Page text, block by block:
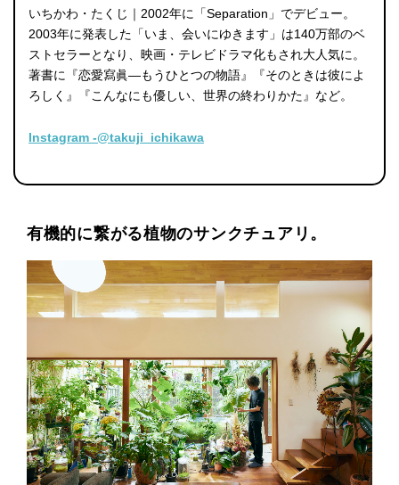
いちかわ・たくじ｜2002年に「Separation」でデビュー。
2003年に発表した「いま、会いにゆきます」は140万部のベ
ストセラーとなり、映画・テレビドラマ化もされ大人気に。
著書に『恋愛寫眞―もうひとつの物語』『そのときは彼によ
ろしく』『こんなにも優しい、世界の終わりかた』など。
Instagram -@takuji_ichikawa
有機的に繋がる植物のサンクチュアリ。